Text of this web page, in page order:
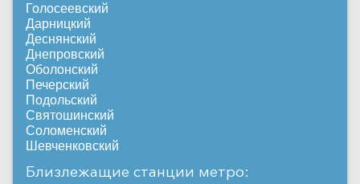
Голосеевский
Дарницкий
Деснянский
Днепровский
Оболонский
Печерский
Подольский
Святошинский
Соломенский
Шевченковский
Близлежащие станции метро: